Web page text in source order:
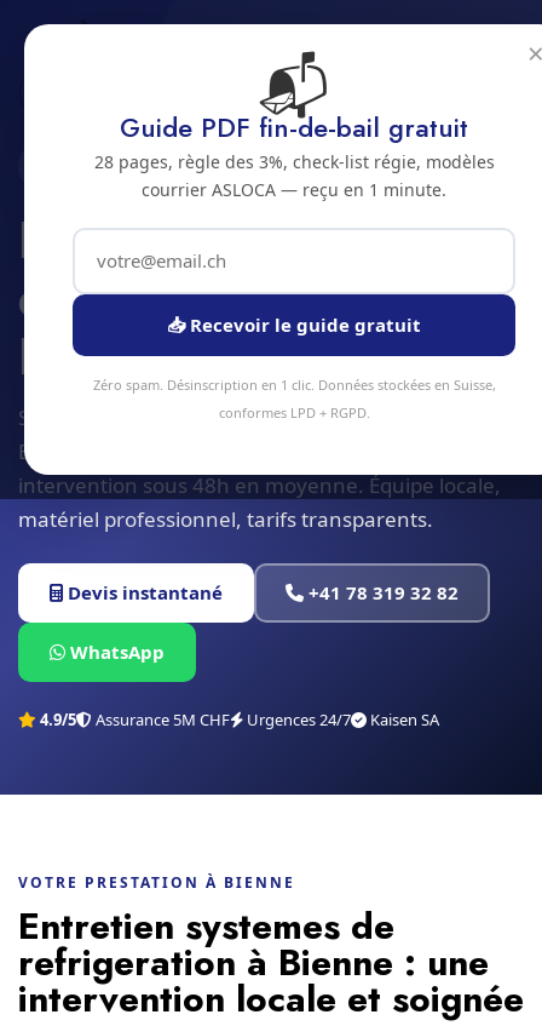
Entretien systemes de refrigeration
Jura bernois Bienne
2500 · JURA BERNOIS
Entretien systemes
de refrigeration a
Bienne
Service entretien systemes de refrigeration à
Bienne et alentours. Devis gratuit sous 24h,
intervention sous 48h en moyenne. Équipe locale,
matériel professionnel, tarifs transparents.
Devis instantané +41 78 319 32 82
WhatsApp
4.9/5 Assurance 5M CHF Urgences 24/7 Kaisen SA
VOTRE PRESTATION À BIENNE
Entretien systemes de
refrigeration à Bienne : une
intervention locale et soignée
📬
Guide PDF fin-de-bail gratuit
28 pages, règle des 3%, check-list régie, modèles
courrier ASLOCA — reçu en 1 minute.
📥 Recevoir le guide gratuit
Zéro spam. Désinscription en 1 clic. Données stockées en Suisse,
conformes LPD + RGPD.